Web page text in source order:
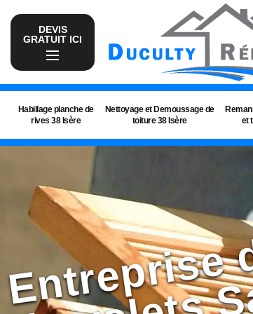
DEVIS
GRATUIT ICI
Habillage planche de
rives 38 Isère
Nettoyage et Demoussage de
toiture 38 Isère
et